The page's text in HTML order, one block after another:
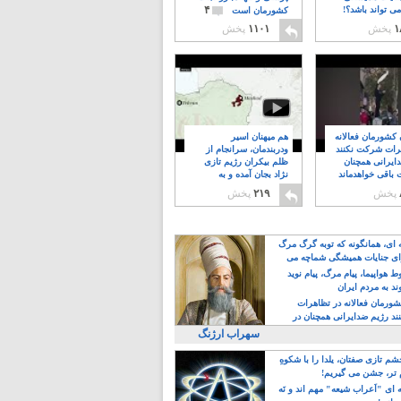
کشورمان است
۴
۱۱۰۱ پخش
تواند باشد؟!
پخش
هم میهنان اسیر
ودربندمان، سرانجام از
ظلم بیکران رژیم تازی
نژاد بجان آمده و به
۲۱۹ پخش
کشورمان فعالانه
شرکت نکنند
همچنان
باقی خواهدماند
پخش
ای، همانگونه که توبه گرگ مرگ
جنایات همیشگی شماچه می
هواپیما، پیام مرگ، پیام نوید
به مردم ایران
فعالانه در تظاهرات
رژیم ضدایرانی همچنان در
خواهدماند
سهراب ارژنگ
تازی صفتان، یلدا را با شکوهِ
تر، جشن می گیریم!
ای "اَعراب شیعه" مهم اند و نَه